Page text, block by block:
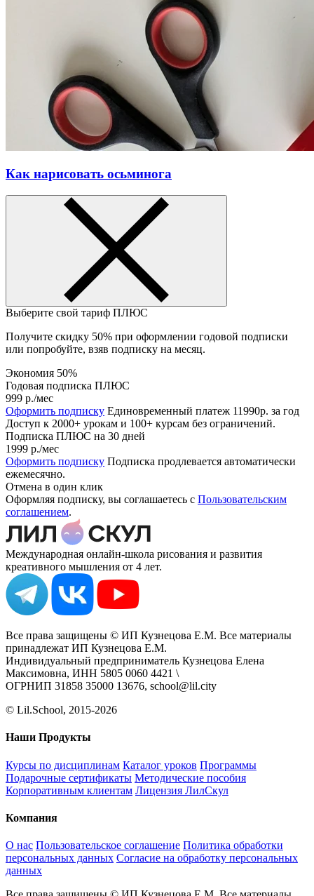
Как нарисовать осьминога
Выберите свой тариф ПЛЮС
Получите скидку 50% при оформлении годовой подписки
или попробуйте, взяв подписку на месяц.
Экономия 50%
Годовая подписка ПЛЮС
999 р./мес
Оформить подписку Единовременный платеж 11990р. за год
Доступ к 2000+ урокам и 100+ курсам без ограничений.
Подписка ПЛЮС на 30 дней
1999 р./мес
Оформить подписку Подписка продлевается автоматически
ежемесячно.
Отмена в один клик
Оформляя подписку, вы соглашаетесь с Пользовательским
соглашением.
Международная онлайн-школа рисования и развития
креативного мышления от 4 лет.
Все права защищены © ИП Кузнецова Е.М. Все материалы
принадлежат ИП Кузнецова Е.М.
Индивидуальный предприниматель Кузнецова Елена
Максимовна, ИНН 5805 0060 4421 \
ОГРНИП 31858 35000 13676, school@lil.city
© Lil.School, 2015‐2026
Наши Продукты
Курсы по дисциплинам Каталог уроков Программы
Подарочные сертификаты Методические пособия
Корпоративным клиентам Лицензия ЛилСкул
Компания
О нас Пользовательское соглашение Политика обработки
персональных данных Согласие на обработку персональных
данных